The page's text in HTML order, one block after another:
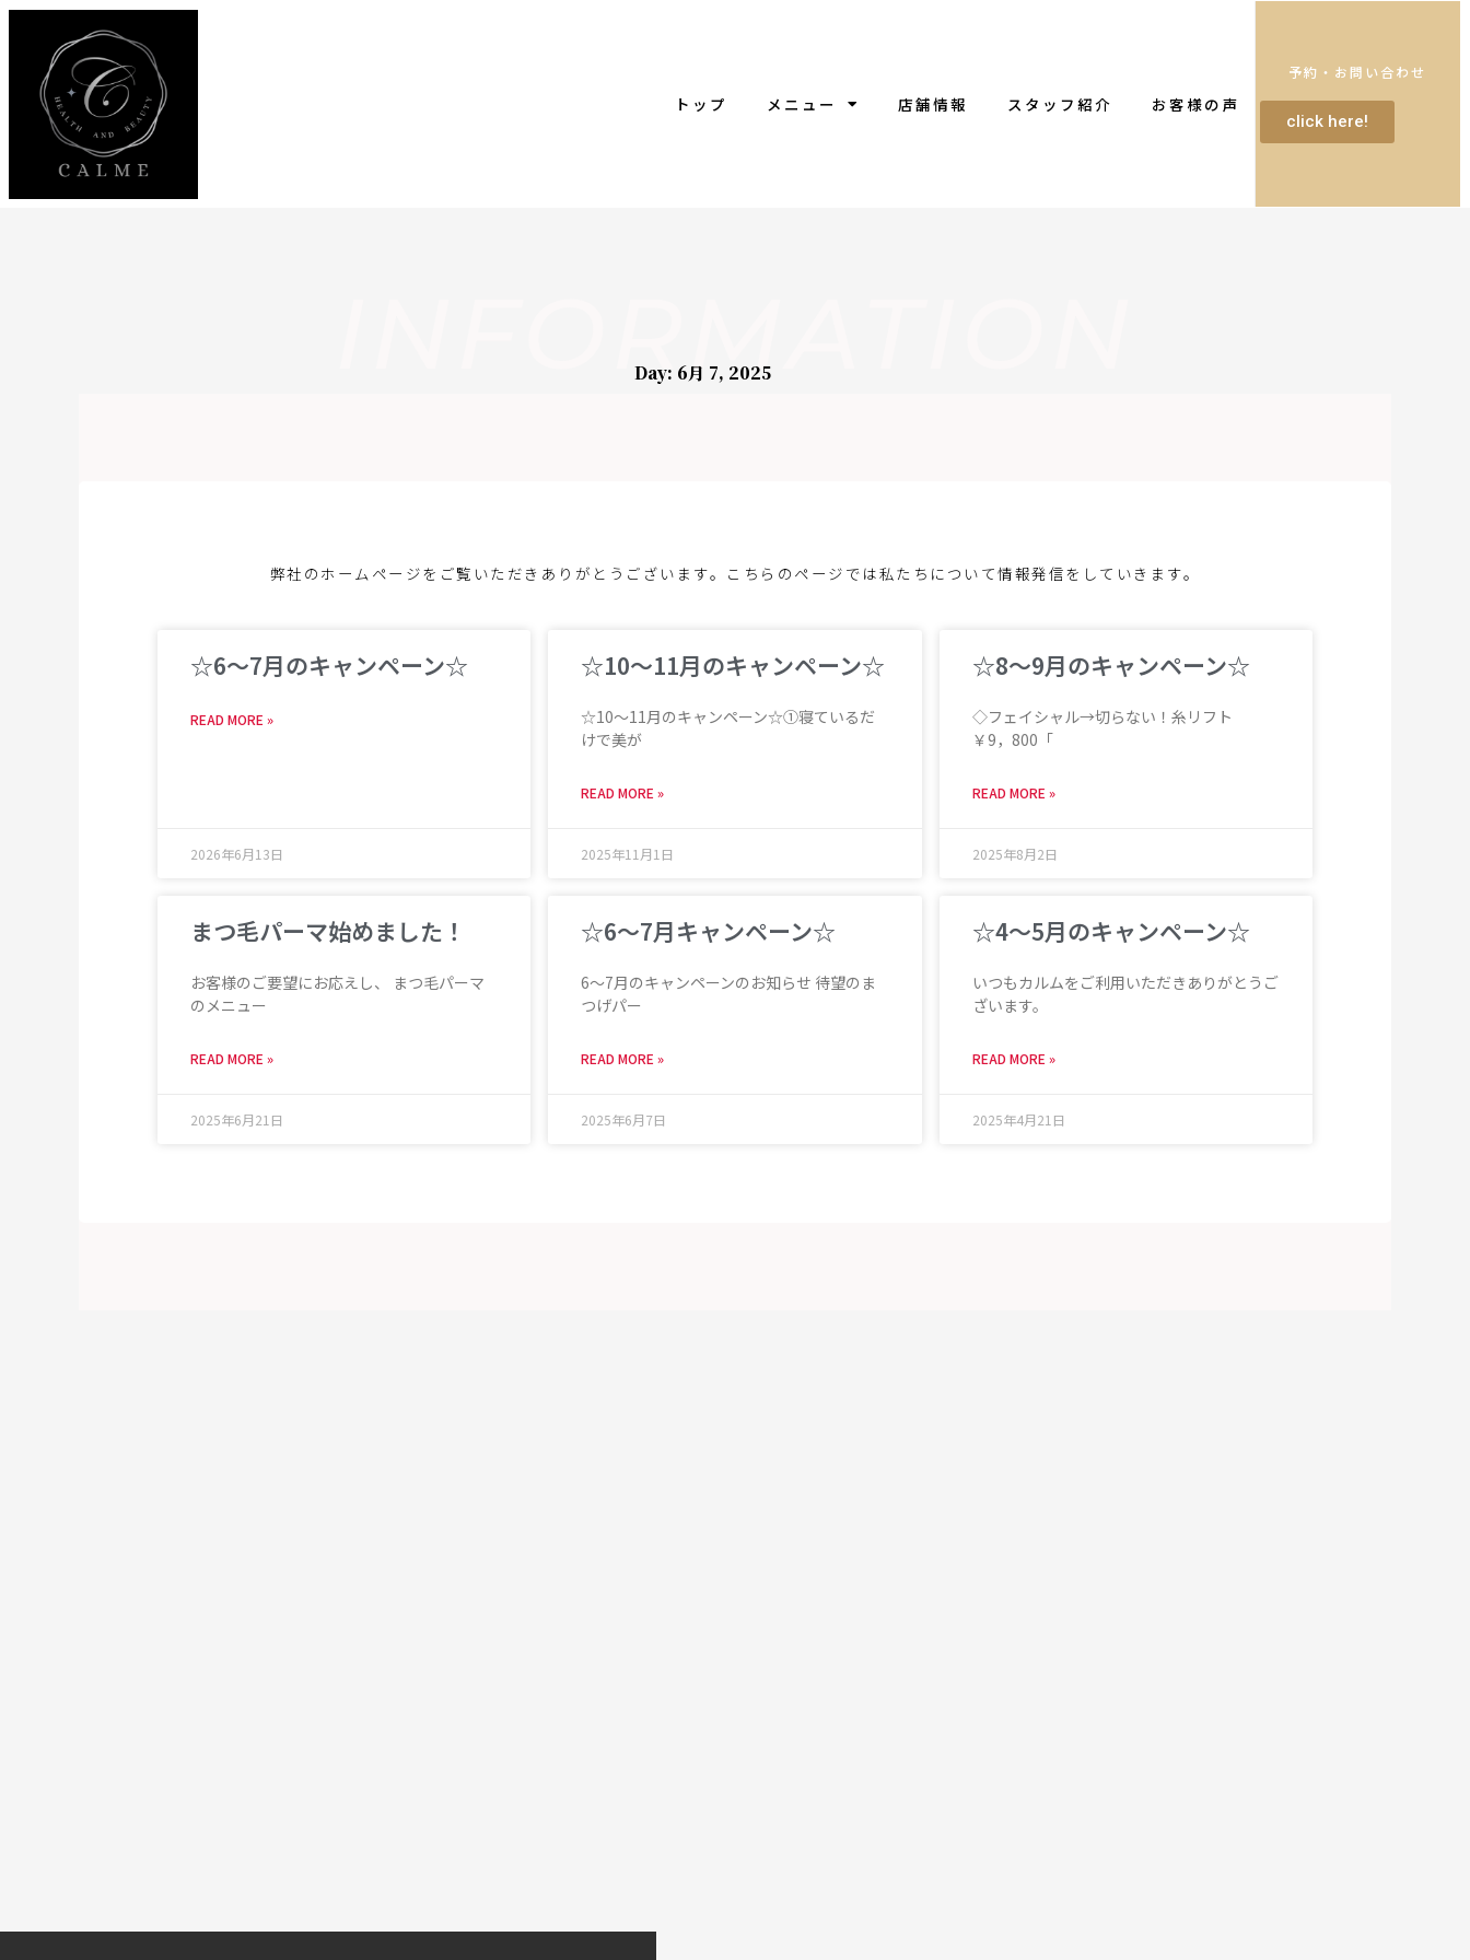
内
トップ メニュー 店舗情報 スタッフ紹介 お客様の声
予約・お問い合わせ
click here!
Day: 6月 7, 2025
INFORMATION
弊社のホームページをご覧いただきありがとうございます。こちらのページでは私たちについて情報発信をしていきます。
☆6～7月のキャンペーン☆
READ MORE »
2026年6月13日
☆10～11月のキャンペーン☆
☆10～11月のキャンペーン☆①寝ているだ
けで美が
READ MORE »
2025年11月1日
☆8～9月のキャンペーン☆
◇フェイシャル→切らない！糸リフト
￥9，800「
READ MORE »
2025年8月2日
まつ毛パーマ始めました！
お客様のご要望にお応えし、 まつ毛パーマ
のメニュー
READ MORE »
2025年6月21日
☆6～7月キャンペーン☆
6〜7月のキャンペーンのお知らせ 待望のま
つげパー
READ MORE »
2025年6月7日
☆4～5月のキャンペーン☆
いつもカルムをご利用いただきありがとうご
ざいます。
READ MORE »
2025年4月21日